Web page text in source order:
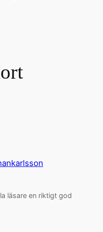
läsare en riktigt god